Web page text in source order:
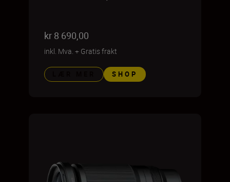
kr 8 690,00
inkl. Mva. + Gratis frakt
SHOP